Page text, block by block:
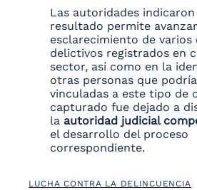
Las autoridades
resultado permite
esclarecimiento de varios
delictivos registrados en
sector, así como en la
otras personas que
vinculadas a este tipo de
capturado fue dejado a
la autoridad judicial
el desarrollo del proceso
correspondiente.
LUCHA CONTRA LA DELINCUENCIA